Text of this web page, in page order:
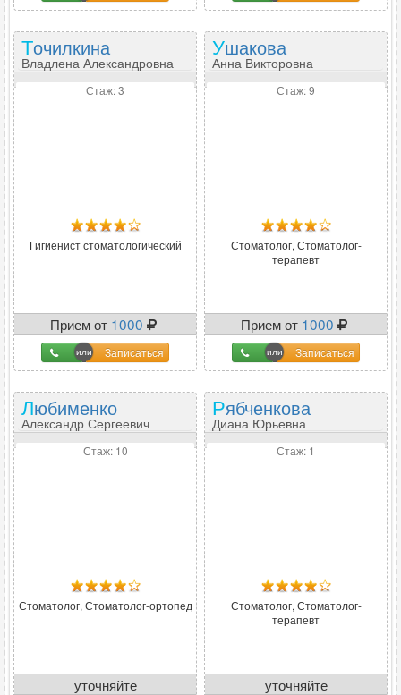
Точилкина
Владлена Александровна
Стаж: 3
Гигиенист стоматологический
Прием от 1000
Записаться
Ушакова
Анна Викторовна
Стаж: 9
Стоматолог, Стоматолог-
терапевт
Прием от 1000
Записаться
Любименко
Александр Сергеевич
Стаж: 10
Стоматолог, Стоматолог-ортопед
уточняйте
Рябченкова
Диана Юрьевна
Стаж: 1
Стоматолог, Стоматолог-
терапевт
уточняйте